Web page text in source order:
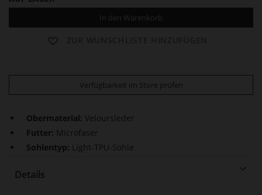
In den Warenkorb
Verfügbarkeit im Store prüfen
Obermaterial: Veloursleder
Futter: Microfaser
Sohlentyp: Light-TPU-Sohle
Details